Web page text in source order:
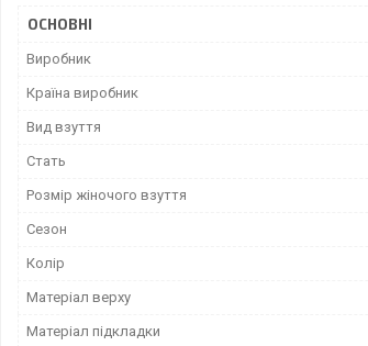
ОСНОВНІ
Виробник
Країна виробник
Вид взуття
Стать
Розмір жіночого взуття
Сезон
Колір
Матеріал верху
Матеріал підкладки